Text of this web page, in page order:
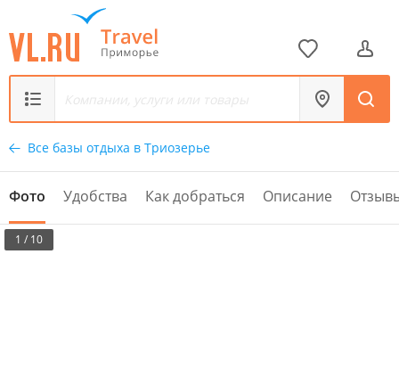
Все базы отдыха в Триозерье
Фото Удобства Как добраться Описание
1 / 10